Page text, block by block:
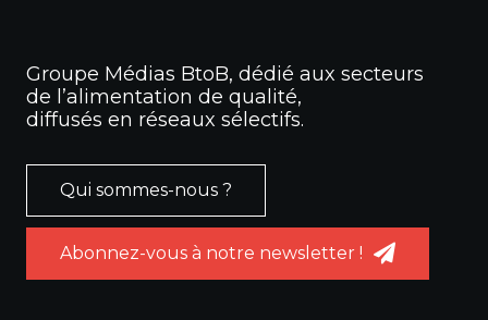
Groupe Médias BtoB, dédié aux secteurs
de l’alimentation de qualité,
diffusés en réseaux sélectifs.
Qui sommes-nous ?
Abonnez-vous à notre newsletter !